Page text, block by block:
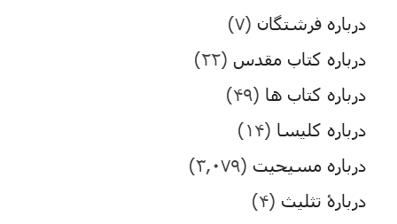
درباره فرشتگان (۷)
درباره کتاب مقدس (۲۲)
درباره کتاب ها (۴۹)
درباره کلیسا (۱۴)
درباره مسیحیت (۳,۰۷۹)
دربارۀ تثلیث (۴)